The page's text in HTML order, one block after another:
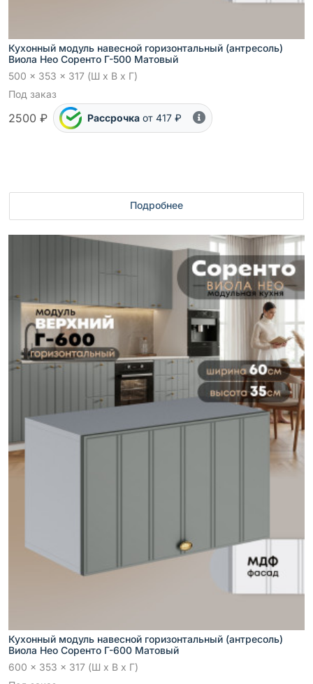
Кухонный модуль навесной горизонтальный (антресоль)
Виола Нео Соренто Г-500 Матовый
500 x 353 x 317 (Ш x В x Г)
Под заказ
2500 ₽ Рассрочка от 417 ₽
Подробнее
Кухонный модуль навесной горизонтальный (антресоль)
Виола Нео Соренто Г-600 Матовый
600 x 353 x 317 (Ш x В x Г)